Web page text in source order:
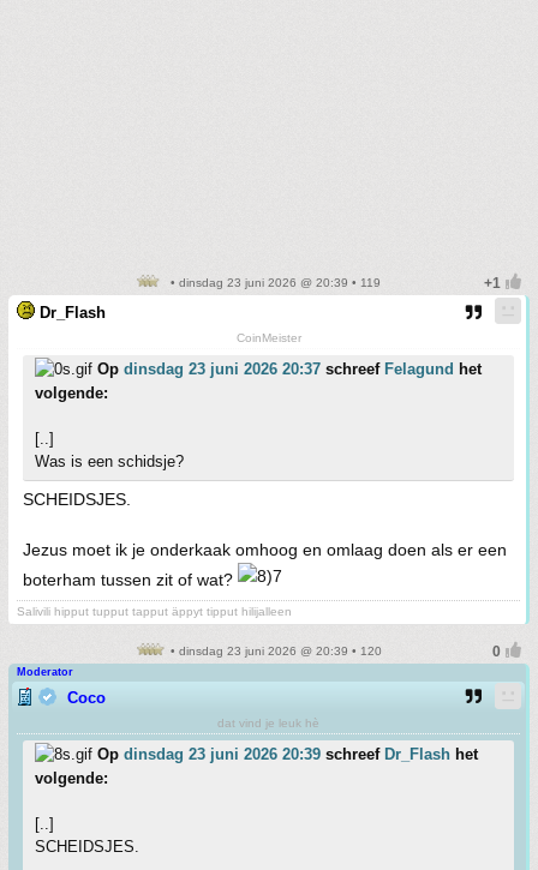
• dinsdag 23 juni 2026 @ 20:39 • 119
Dr_Flash
CoinMeister
Op dinsdag 23 juni 2026 20:37 schreef Felagund het
volgende:
[..]
Was is een schidsje?
SCHEIDSJES.
Jezus moet ik je onderkaak omhoog en omlaag doen als er een
boterham tussen zit of wat?
Salivili hipput tupput tapput äppyt tipput hilijalleen
• dinsdag 23 juni 2026 @ 20:39 • 120
Moderator
Coco
dat vind je leuk hè
Op dinsdag 23 juni 2026 20:39 schreef Dr_Flash het
volgende:
[..]
SCHEIDSJES.